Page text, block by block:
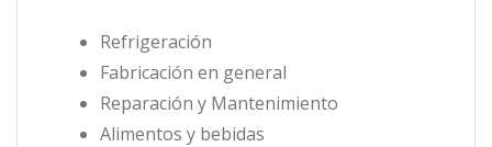
Refrigeración
Fabricación en general
Reparación y Mantenimiento
Alimentos y bebidas